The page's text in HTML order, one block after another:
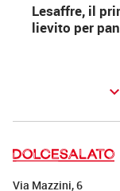
Lesaffre, il
lievito per
keyboard_arrow_down
Via Mazzini, 6